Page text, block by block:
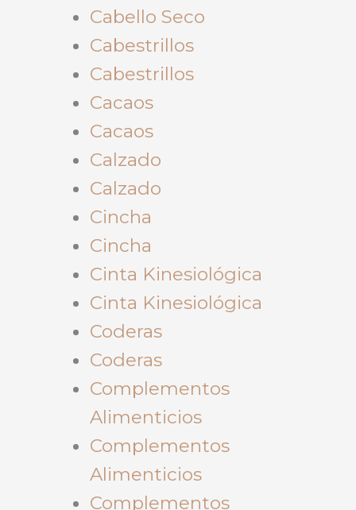
Cabello Seco
Cabestrillos
Cabestrillos
Cacaos
Cacaos
Calzado
Calzado
Cincha
Cincha
Cinta Kinesiológica
Cinta Kinesiológica
Coderas
Coderas
Complementos
Alimenticios
Complementos
Alimenticios
Complementos